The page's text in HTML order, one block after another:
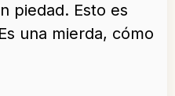
piedad. Esto es
una mierda, cómo